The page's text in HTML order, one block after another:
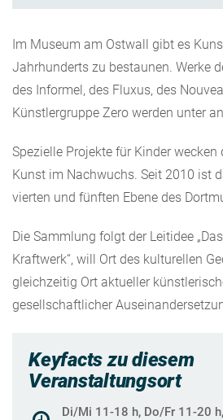
Im Museum am Ostwall gibt es
Jahrhunderts zu bestaunen. Werke
des Informel, des Fluxus, des
Künstlergruppe Zero werden unter
Spezielle Projekte für Kinder
Kunst im Nachwuchs. Seit 2010 ist
vierten und fünften Ebene des
Die Sammlung folgt der Leitidee
Kraftwerk“, will Ort des kulturellen
gleichzeitig Ort aktueller
gesellschaftlicher
Keyfacts zu diesem
Veranstaltungsort
Di/Mi 11-18 h, Do/Fr 11-20